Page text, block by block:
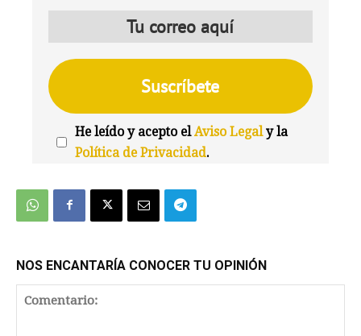
He leído y acepto elAviso Legaly la
Política de Privacidad.
NOS ENCANTARÍA CONOCER TU OPINIÓN